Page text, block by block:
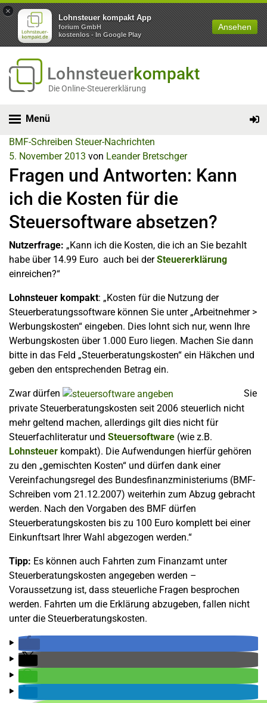
×
Lohnsteuer kompakt App
forium GmbH
kostenlos - In Google Play
Ansehen
Lohnsteuerkompakt
Die Online-Steuererklärung
Menü
BMF-Schreiben Steuer-Nachrichten
5. November 2013 von Leander Bretschger
Fragen und Antworten: Kann
ich die Kosten für die
Steuersoftware absetzen?
Nutzerfrage: „Kann ich die Kosten, die ich an Sie bezahlt
habe über 14.99 Euro auch bei derSteuererklärung
einreichen?“
Lohnsteuer kompakt: „Kosten für die Nutzung der
Steuerberatungssoftware können Sie unter „Arbeitnehmer >
Werbungskosten“ eingeben. Dies lohnt sich nur, wenn Ihre
Werbungskosten über 1.000 Euro liegen. Machen Sie dann
bitte in das Feld „Steuerberatungskosten“ ein Häkchen und
geben den entsprechenden Betrag ein.
Zwar dürfen
Sie
private Steuerberatungskosten seit 2006 steuerlich nicht
mehr geltend machen, allerdings gilt dies nicht für
Steuerfachliteratur und Steuersoftware (wie z.B.
Lohnsteuer kompakt). Die Aufwendungen hierfür gehören
zu den „gemischten Kosten“ und dürfen dank einer
Vereinfachungsregel des Bundesfinanzministeriums (BMF-
Schreiben vom 21.12.2007) weiterhin zum Abzug gebracht
werden. Nach den Vorgaben des BMF dürfen
Steuerberatungskosten bis zu 100 Euro komplett bei einer
Einkunftsart Ihrer Wahl abgezogen werden.“
Tipp: Es können auch Fahrten zum Finanzamt unter
Steuerberatungskosten angegeben werden –
Voraussetzung ist, dass steuerliche Fragen besprochen
werden. Fahrten um die Erklärung abzugeben, fallen nicht
unter die Steuerberatungskosten.